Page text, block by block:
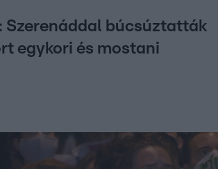
Szerenáddal búcsúztatták
egykori és mostani